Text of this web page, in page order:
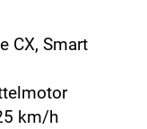
CX, Smart
km/h